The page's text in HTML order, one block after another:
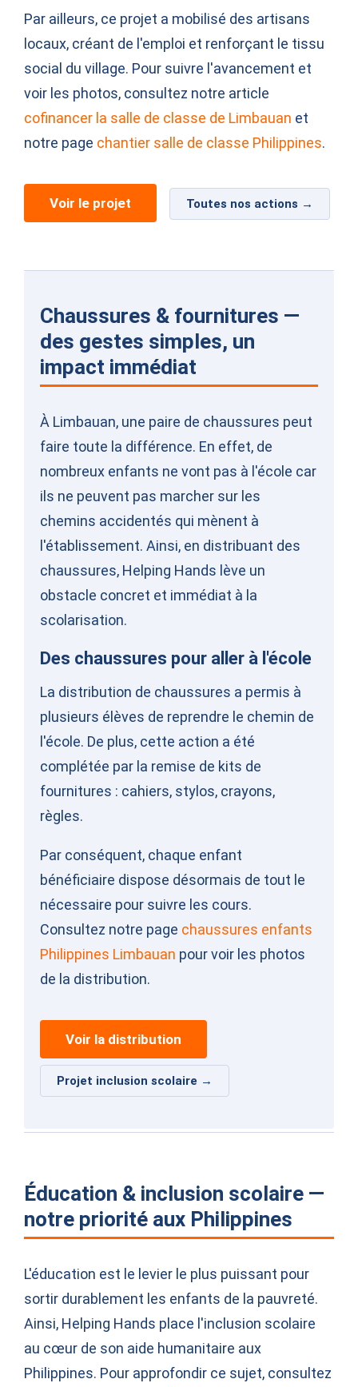
Par ailleurs, ce projet a mobilisé des artisans
locaux, créant de l'emploi et renforçant le tissu
social du village. Pour suivre l'avancement et
voir les photos, consultez notre article
cofinancer la salle de classe de Limbauan et
notre page chantier salle de classe Philippines.
Voir le projet Toutes nos actions →
Chaussures & fournitures —
des gestes simples, un
impact immédiat
À Limbauan, une paire de chaussures peut
faire toute la différence. En effet, de
nombreux enfants ne vont pas à l'école car
ils ne peuvent pas marcher sur les
chemins accidentés qui mènent à
l'établissement. Ainsi, en distribuant des
chaussures, Helping Hands lève un
obstacle concret et immédiat à la
scolarisation.
Des chaussures pour aller à l'école
La distribution de chaussures a permis à
plusieurs élèves de reprendre le chemin de
l'école. De plus, cette action a été
complétée par la remise de kits de
fournitures : cahiers, stylos, crayons,
règles.
Par conséquent, chaque enfant
bénéficiaire dispose désormais de tout le
nécessaire pour suivre les cours.
Consultez notre page chaussures enfants
Philippines Limbauan pour voir les photos
de la distribution.
Voir la distribution
Projet inclusion scolaire →
Éducation & inclusion scolaire —
notre priorité aux Philippines
L'éducation est le levier le plus puissant pour
sortir durablement les enfants de la pauvreté.
Ainsi, Helping Hands place l'inclusion scolaire
au cœur de son aide humanitaire aux
Philippines. Pour approfondir ce sujet, consultez